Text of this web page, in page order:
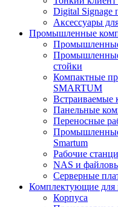
Digital Signage
Аксессуары
Промышленные
стойки
Компактные
SMARTUM
Встраиваемые
Панельные
Переносные
Smartum
Рабочие
NAS и
Серверные
Комплектующие
Корпуса